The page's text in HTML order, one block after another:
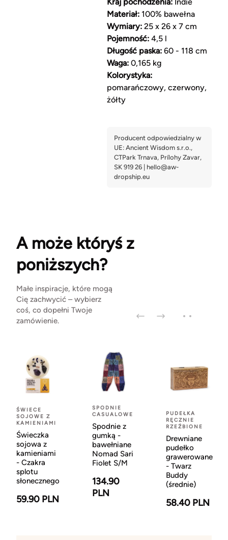
Kraj pochodzenia:Indie
Materiał:100% bawełna
Wymiary:25 x 26 x 7 cm
Pojemność:4,5 l
Długość paska:60 - 118 cm
Waga:0,165 kg
Kolorystyka:
pomarańczowy, czerwony,
żółty
A może któryś z
poniższych?
Małe inspiracje, które mogą
Cię zachwycić – wybierz
coś, co dopełni Twoje
zamówienie.
ŚWIECE
SOJOWE Z
KAMIENIAMI
Świeczka
sojowa z
kamieniami
- Czakra
splotu
słonecznego
59.90 PLN
SPODNIE
CASUALOWE
Spodnie z
gumką -
bawełniane
Nomad Sari
Fiolet S/M
134.90
PLN
PUDEŁKA
RĘCZNIE
RZEŹBIONE
Drewniane
pudełko
grawerowane
- Twarz
Buddy
(średnie)
58.40 PLN